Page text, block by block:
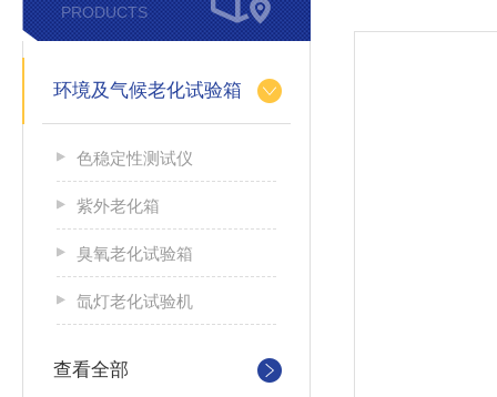
PRODUCTS
环境及气候老化试验箱
色稳定性测试仪
紫外老化箱
臭氧老化试验箱
氙灯老化试验机
查看全部